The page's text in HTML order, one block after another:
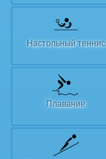
Настольный теннис
Плавание